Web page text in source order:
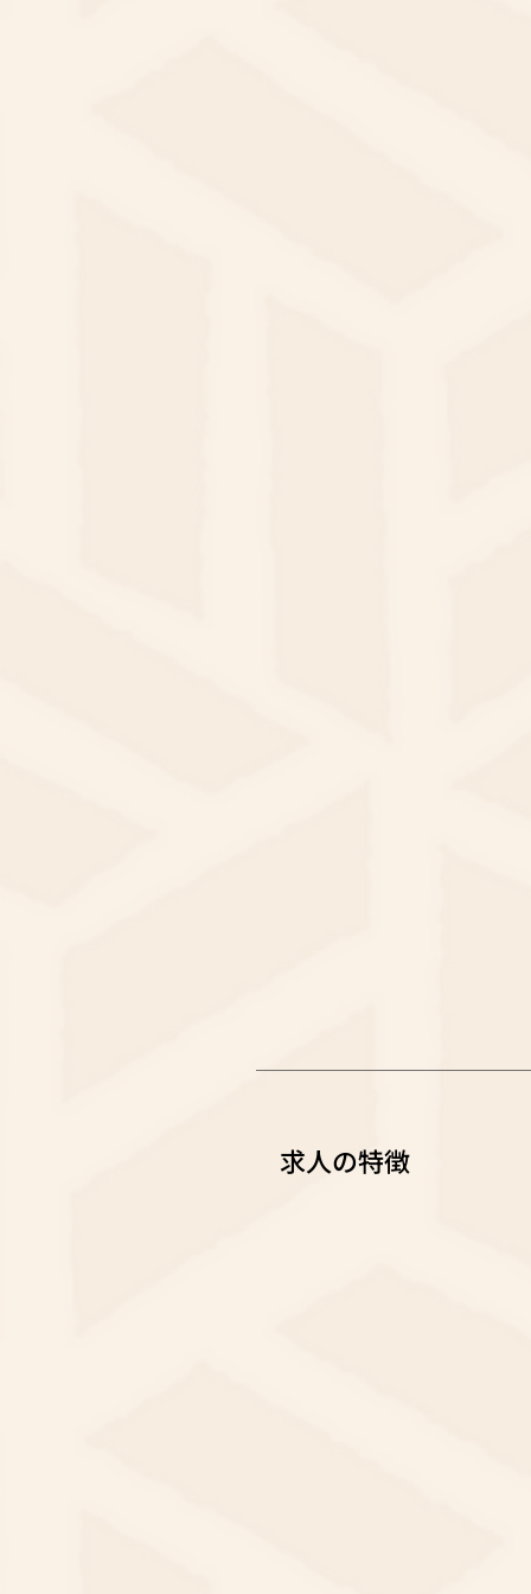
求人の特徴